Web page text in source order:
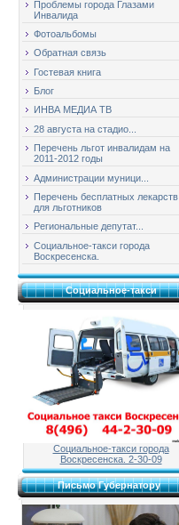
Проблемы города Глазами
Инвалида
Фотоальбомы
Обратная связь
Гостевая книга
Блог
ИНВА МЕДИА ТВ
28 августа на стадио...
Перечень льгот инвалидам на
2011-2012 годы
Администрации муници...
Перечень бесплатных лекарств
для льготников
Региональные депутат...
Социальное-такси города
Воскресенска.
Социальное-такси
Социальное-такси города
Воскресенска. 2-30-09
Письмо Губернатору